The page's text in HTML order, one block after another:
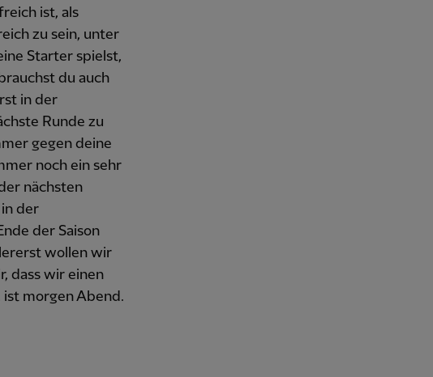
ist, als
zu sein, unter
Starter spielst,
du auch
in der
Runde zu
gegen deine
noch ein sehr
nächsten
der
der Saison
wollen wir
dass wir einen
morgen Abend.